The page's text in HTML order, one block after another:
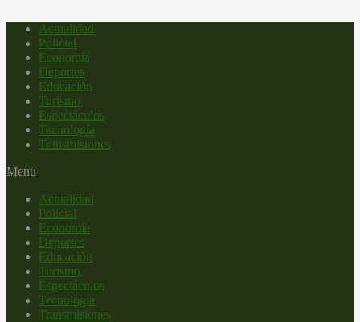
Actualidad
Policial
Economía
Deportes
Educación
Turismo
Espectáculos
Tecnología
Transmisiones
Menu
Actualidad
Policial
Economía
Deportes
Educación
Turismo
Espectáculos
Tecnología
Transmisiones